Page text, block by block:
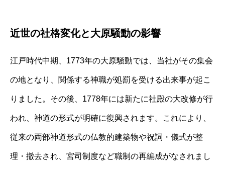
近世の社格変化と大原騒動の影響
江戸時代中期、1773年の大原騒動では、当社がその集会
の地となり、関係する神職が処罰を受ける出来事が起こ
りました。その後、1778年には新たに社殿の大改修が行
われ、神道の形式が明確に復興されます。これにより、
従来の両部神道形式の仏教的建築物や祝詞・儀式が整
理・撤去され、宮司制度など職制の再編成がなされまし